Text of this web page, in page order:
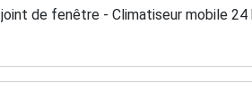
joint de fenêtre - Climatiseur mobile